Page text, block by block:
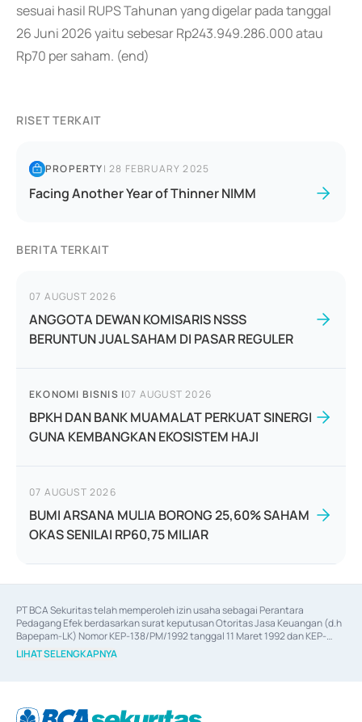
sesuai hasil RUPS Tahunan yang digelar pada tanggal
26 Juni 2026 yaitu sebesar Rp243.949.286.000 atau
Rp70 per saham. (end)
RISET TERKAIT
PROPERTY|28 FEBRUARY 2025
Facing Another Year of Thinner NIMM
BERITA TERKAIT
07 AUGUST 2026
ANGGOTA DEWAN KOMISARIS NSSS
BERUNTUN JUAL SAHAM DI PASAR REGULER
EKONOMI BISNIS |07 AUGUST 2026
BPKH DAN BANK MUAMALAT PERKUAT SINERGI
GUNA KEMBANGKAN EKOSISTEM HAJI
07 AUGUST 2026
BUMI ARSANA MULIA BORONG 25,60% SAHAM
OKAS SENILAI RP60,75 MILIAR
PT BCA Sekuritas telah memperoleh izin usaha sebagai Perantara
Pedagang Efek berdasarkan surat keputusan Otoritas Jasa Keuangan (d.h
Bapepam-LK) Nomor KEP-138/PM/1992 tanggal 11 Maret 1992 dan KEP-
06/D.04/2014 tanggal 28 Februari 2014, izin usaha sebagai Penjamin Emisi
Efek berdasarkan surat keputusan Otoritas Jasa Keuangan Nomor KEP-
berdasarkan surat keputusan Otoritas Jasa Keuangan Nomor S-
LIHAT SELENGKAPNYA